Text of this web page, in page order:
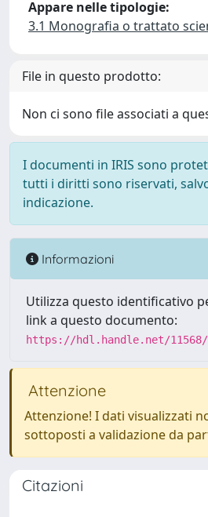
Appare nelle tipologie:
3.1 Monografia o trattato
File in questo prodotto:
Non ci sono file associati a
I documenti in IRIS sono
tutti i diritti sono riservati,
indicazione.
Informazioni
Utilizza questo identificativo
link a questo documento:
https://hdl.handle.net/11568/
Attenzione
Attenzione! I dati visualizzati
sottoposti a validazione da
Citazioni